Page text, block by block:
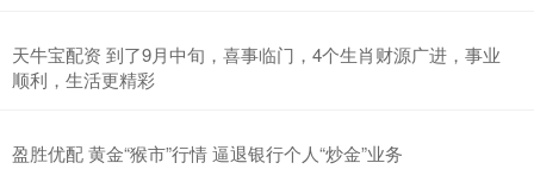
天牛宝配资 到了9月中旬，喜事临门，4个生肖财源广进，事业
顺利，生活更精彩
盈胜优配 黄金“猴市”行情 逼退银行个人“炒金”业务